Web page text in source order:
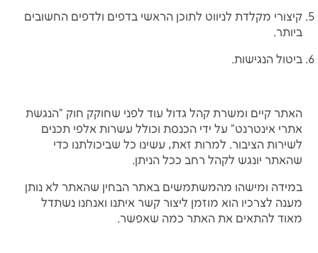
קיצורי מקלדת לניווט לתוכן הראשי בדפים ולדפים החשובים
ביותר.
ביטול הנגישות.
האתר קיים ומשרת קהל גדול עוד לפני שחוקק חוק "הנגשת
אתרי אינטרנט" על ידי הכנסת וכולל עשרות אלפי תכנים
לשירות הציבור. למרות זאת, עשינו כל שביכולתנו כדי
שהאתר יונגש לקהל רחב ככל הניתן.
במידה ומישהו מהמשתמשים באתר הבחין שהאתר לא נותן
מענה לצרכיו הוא מוזמן ליצור קשר איתנו ואנחנו נשתדל
מאוד להתאים את האתר כמה שאפשר.